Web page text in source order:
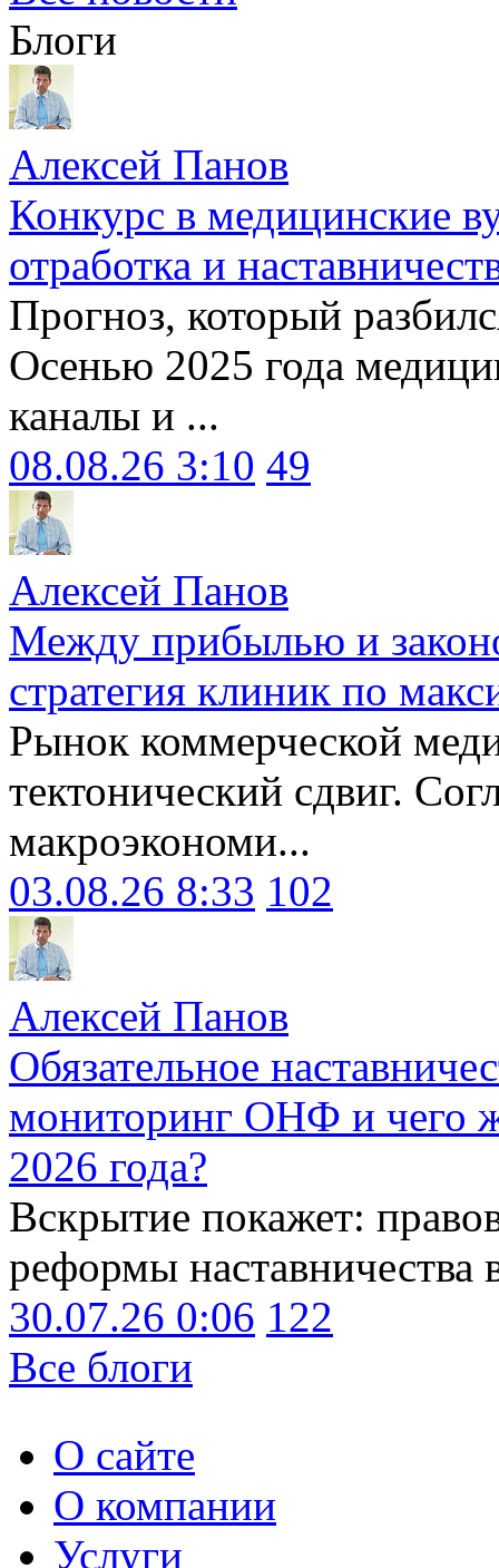
Блоги
Алексей Панов
Конкурс в медицинские
отработка и
Прогноз, который
Осенью 2025 года
каналы и ...
08.08.26 3:10 49
Алексей Панов
Между прибылью и
стратегия клиник по
Рынок коммерческой
тектонический сдвиг.
макроэкономи...
03.08.26 8:33 102
Алексей Панов
Обязательное
мониторинг ОНФ и чего
2026 года?
Вскрытие покажет:
реформы наставничества
30.07.26 0:06 122
Все блоги
О сайте
О компании
Услуги